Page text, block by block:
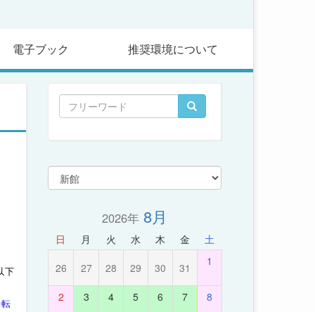
電子ブック 推奨環境について
下
2026年 8月
日 月 火 水 木 金 土
26 27 28 29 30 31 1
2 3 4 5 6 7 8